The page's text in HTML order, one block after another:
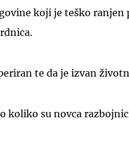
koji je teško ranjen
te da je izvan
koliko su novca